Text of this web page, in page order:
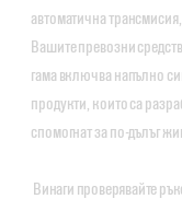
автоматична
Вашите превозни
гама включва напълно
продукти, които са
спомогнат за по-дълъг
Винаги проверявайте